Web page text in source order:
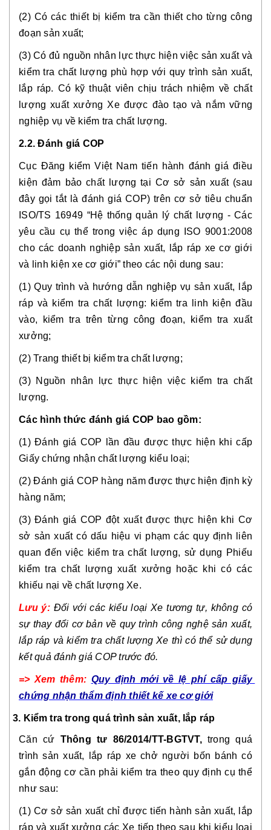
(2) Có các thiết bị kiểm tra cần thiết cho từng công
đoạn sản xuất;
(3) Có đủ nguồn nhân lực thực hiện việc sản xuất và
kiểm tra chất lượng phù hợp với quy trình sản xuất,
lắp ráp. Có kỹ thuật viên chịu trách nhiệm về chất
lượng xuất xưởng Xe được đào tạo và nắm vững
nghiệp vụ về kiểm tra chất lượng.
2.2. Đánh giá COP
Cục Đăng kiểm Việt Nam tiến hành đánh giá điều
kiện đảm bảo chất lượng tại Cơ sở sản xuất (sau
đây gọi tắt là đánh giá COP) trên cơ sở tiêu chuẩn
ISO/TS 16949 “Hệ thống quản lý chất lượng - Các
yêu cầu cụ thể trong việc áp dụng ISO 9001:2008
cho các doanh nghiệp sản xuất, lắp ráp xe cơ giới
và linh kiện xe cơ giới” theo các nội dung sau:
(1) Quy trình và hướng dẫn nghiệp vụ sản xuất, lắp
ráp và kiểm tra chất lượng: kiểm tra linh kiện đầu
vào, kiểm tra trên từng công đoạn, kiểm tra xuất
xưởng;
(2) Trang thiết bị kiểm tra chất lượng;
(3) Nguồn nhân lực thực hiện việc kiểm tra chất
lượng.
Các hình thức đánh giá COP bao gồm:
(1) Đánh giá COP lần đầu được thực hiện khi cấp
Giấy chứng nhận chất lượng kiểu loại;
(2) Đánh giá COP hàng năm được thực hiện định kỳ
hàng năm;
(3) Đánh giá COP đột xuất được thực hiện khi Cơ
sở sản xuất có dấu hiệu vi phạm các quy định liên
quan đến việc kiểm tra chất lượng, sử dụng Phiếu
kiểm tra chất lượng xuất xưởng hoặc khi có các
khiếu nại về chất lượng Xe.
Lưu ý: Đối với các kiểu loại Xe tương tự, không có
sự thay đổi cơ bản về quy trình công nghệ sản xuất,
lắp ráp và kiểm tra chất lượng Xe thì có thể sử dụng
kết quả đánh giá COP trước đó.
=> Xem thêm: Quy định mới về lệ phí cấp giấy
chứng nhận thẩm định thiết kế xe cơ giới
3. Kiểm tra trong quá trình sản xuất, lắp ráp
Căn cứ Thông tư 86/2014/TT-BGTVT, trong quá
trình sản xuất, lắp ráp xe chở người bốn bánh có
gắn động cơ cần phải kiểm tra theo quy định cụ thể
như sau:
(1) Cơ sở sản xuất chỉ được tiến hành sản xuất, lắp
ráp và xuất xưởng các Xe tiếp theo sau khi kiểu loại